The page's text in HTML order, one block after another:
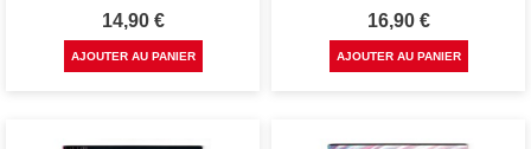
Prix
14,90 €
AJOUTER AU PANIER
Prix
16,90 €
AJOUTER AU PANIER